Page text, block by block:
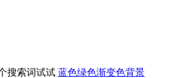
搜索词试试 蓝色绿色渐变色背景